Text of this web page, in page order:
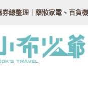
券總整理｜藥妝家電、百貨